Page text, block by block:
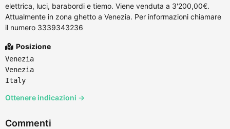
elettrica, luci, barabordi e tiemo. Viene venduta a 3'200,00€.
Attualmente in zona ghetto a Venezia. Per informazioni chiamare
il numero 3339343236
Posizione
Venezia
Venezia
Italy
Ottenere indicazioni →
Commenti